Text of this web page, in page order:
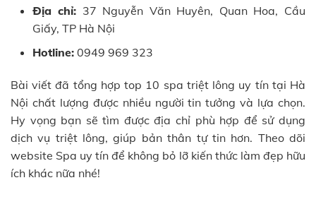
Địa chỉ: 37 Nguyễn Văn Huyên, Quan Hoa, Cầu
Giấy, TP Hà Nội
Hotline:0949 969 323
Bài viết đã tổng hợp top 10 spa triệt lông uy tín tại Hà
Nội chất lượng được nhiều người tin tưởng và lựa chọn.
Hy vọng bạn sẽ tìm được địa chỉ phù hợp để sử dụng
dịch vụ triệt lông, giúp bản thân tự tin hơn. Theo dõi
website Spa uy tín để không bỏ lỡ kiến thức làm đẹp hữu
ích khác nữa nhé!